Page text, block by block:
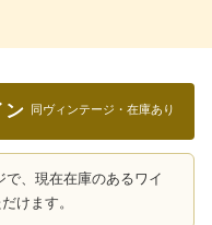
ン 同ヴィンテージ・在庫あり
で、現在在庫のあるワイ
けます。